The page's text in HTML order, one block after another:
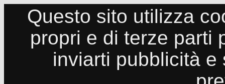
Questo sito utilizza
propri e di terze parti
inviarti pubblicità